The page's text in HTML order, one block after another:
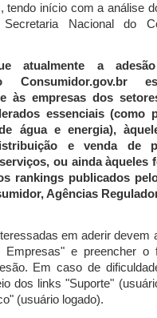
tendo início com a análise
Nacional do
atualmente a
Consumidor.gov.br
às empresas dos
essenciais (como
água e energia),
e venda de
ou ainda àqueles
rankings publicados
Agências
em aderir devem
Empresas" e preencher o
Em caso de
dos links "Suporte"
(usuário logado).